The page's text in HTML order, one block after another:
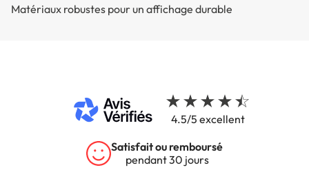
Matériaux robustes pour un affichage durable
4.5/5 excellent
Garantie 5 ans
sur tous nos produits